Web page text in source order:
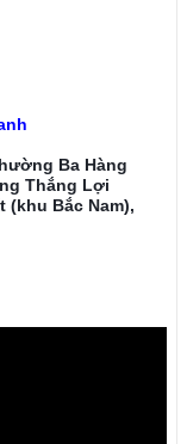
Ba Hàng
Thắng Lợi
(khu Bắc Nam),